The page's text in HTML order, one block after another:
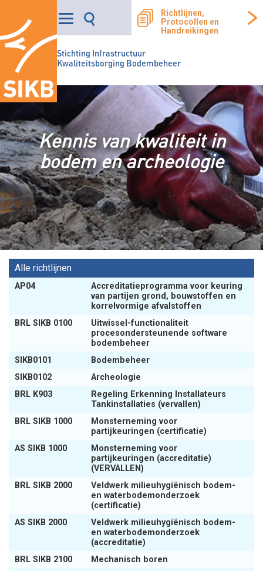
Stichting Infrastructuur
Kwaliteitsborging Bodembeheer
Richtlijnen,
Protocollen en
Handreikingen
Kennis van kwaliteit in
bodem en archeologie
Alle richtlijnen
AP04
Accreditatieprogramma voor keuring
van partijen grond, bouwstoffen en
korrelvormige afvalstoffen
BRL SIKB 0100
Uitwissel-functionaliteit
procesondersteunende software
bodembeheer
SIKB0101
Bodembeheer
SIKB0102
Archeologie
BRL K903
Regeling Erkenning Installateurs
Tankinstallaties (vervallen)
BRL SIKB 1000
Monsterneming voor
partijkeuringen (certificatie)
AS SIKB 1000
Monsterneming voor
partijkeuringen (accreditatie)
(VERVALLEN)
BRL SIKB 2000
Veldwerk milieuhygiënisch bodem-
en waterbodemonderzoek
(certificatie)
AS SIKB 2000
Veldwerk milieuhygiënisch bodem-
en waterbodemonderzoek
(accreditatie)
BRL SIKB 2100
Mechanisch boren